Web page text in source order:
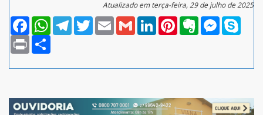
Atualizado em terça-feira, 29 de julho de 2025
FacebookWhatsAppTelegramTwitterEmail Gmail LinkedInPinterestEvernoteMessenger
Print